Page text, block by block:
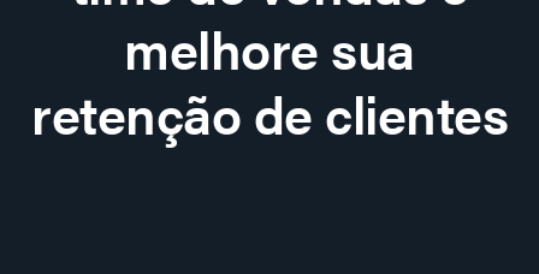
melhore sua
retenção de clientes